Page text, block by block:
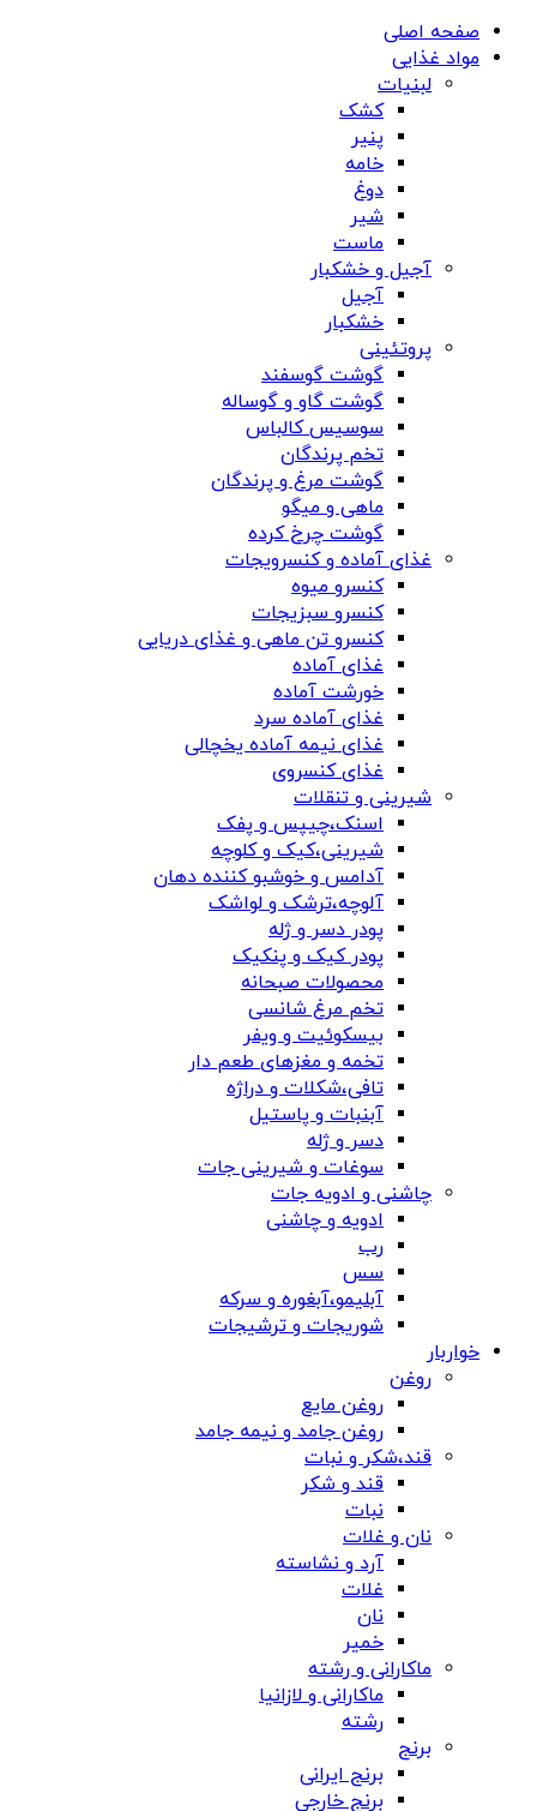
صفحه اصلی
مواد غذایی
لبنیات
کشک
پنیر
خامه
دوغ
شیر
ماست
آجیل و خشکبار
آجیل
خشکبار
پروتئینی
گوشت گوسفند
گوشت گاو و گوساله
سوسیس کالباس
تخم پرندگان
گوشت مرغ و پرندگان
ماهی و میگو
گوشت چرخ کرده
غذای آماده و کنسرویجات
کنسرو میوه
کنسرو سبزیجات
کنسرو تن ماهی و غذای دریایی
غذای آماده
خورشت آماده
غذای آماده سرد
غذای نیمه آماده یخچالی
غذای کنسروی
شیرینی و تنقلات
اسنک،چیپس و پفک
شیرینی،کیک و کلوچه
آدامس و خوشبو کننده دهان
آلوچه،ترشک و لواشک
پودر دسر و ژله
پودر کیک و پنکیک
محصولات صبحانه
تخم مرغ شانسی
بیسکوئیت و ویفر
تخمه و مغزهای طعم دار
تافی،شکلات و دراژه
آبنبات و پاستیل
دسر و ژله
سوغات و شیرینی جات
چاشنی و ادویه جات
ادویه و چاشنی
رب
سس
آبلیمو،آبغوره و سرکه
شوریجات و ترشیجات
خواربار
روغن
روغن مایع
روغن جامد و نیمه جامد
قند،شکر و نبات
قند و شکر
نبات
نان و غلات
آرد و نشاسته
غلات
نان
خمیر
ماکارانی و رشته
ماکارانی و لازانیا
رشته
برنج
برنج ایرانی
برنج خارجی